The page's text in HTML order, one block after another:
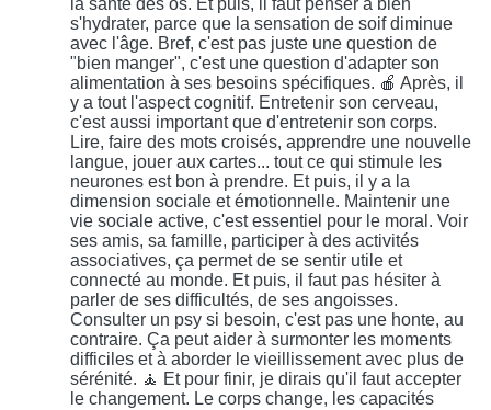
la santé des os. Et puis, il faut penser à bien
s'hydrater, parce que la sensation de soif diminue
avec l'âge. Bref, c'est pas juste une question de
"bien manger", c'est une question d'adapter son
alimentation à ses besoins spécifiques. 🍎 Après, il
y a tout l'aspect cognitif. Entretenir son cerveau,
c'est aussi important que d'entretenir son corps.
Lire, faire des mots croisés, apprendre une nouvelle
langue, jouer aux cartes... tout ce qui stimule les
neurones est bon à prendre. Et puis, il y a la
dimension sociale et émotionnelle. Maintenir une
vie sociale active, c'est essentiel pour le moral. Voir
ses amis, sa famille, participer à des activités
associatives, ça permet de se sentir utile et
connecté au monde. Et puis, il faut pas hésiter à
parler de ses difficultés, de ses angoisses.
Consulter un psy si besoin, c'est pas une honte, au
contraire. Ça peut aider à surmonter les moments
difficiles et à aborder le vieillissement avec plus de
sérénité. 🧘 Et pour finir, je dirais qu'il faut accepter
le changement. Le corps change, les capacités